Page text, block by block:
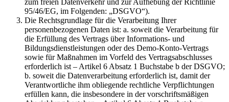
zum freien Datenverkehr und zur Aufhebung der Richtlinie
95/46/EG, im Folgenden: „DSGVO“).
Die Rechtsgrundlage für die Verarbeitung Ihrer
personenbezogenen Daten ist: a. soweit die Verarbeitung für
die Erfüllung des Vertrags über Informations- und
Bildungsdienstleistungen oder des Demo-Konto-Vertrags
sowie für Maßnahmen im Vorfeld des Vertragsabschlusses
erforderlich ist – Artikel 6 Absatz 1 Buchstabe b der DSGVO;
b. soweit die Datenverarbeitung erforderlich ist, damit der
Verantwortliche ihm obliegende rechtliche Verpflichtungen
erfüllen kann, die insbesondere in der vorschriftsmäßigen